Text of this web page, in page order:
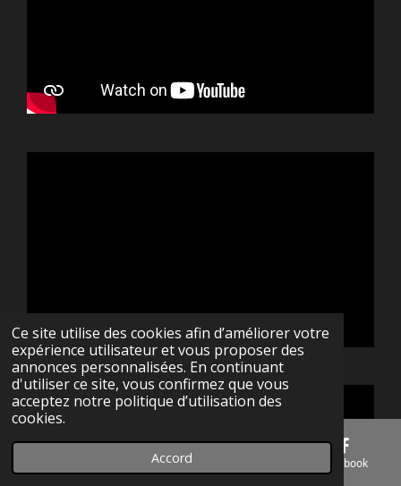
Ce site utilise des cookies afin d’améliorer votre
expérience utilisateur et vous proposer des
annonces personnalisées. En continuant
d'utiliser ce site, vous confirmez que vous
acceptez notre politique d’utilisation des
cookies.
Accord
Téléphone Facebook